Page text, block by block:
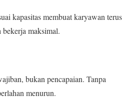
kapasitas membuat karyawan terus
bekerja maksimal.
bukan pencapaian. Tanpa
menurun.